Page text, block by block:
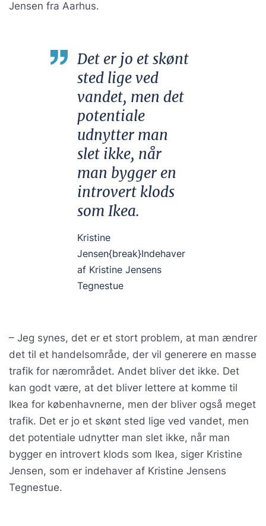
Jensen fra Aarhus.
Det er jo et skønt
sted lige ved
vandet, men det
potentiale
udnytter man
slet ikke, når
man bygger en
introvert klods
som Ikea.
Kristine
Jensen{break}Indehaver
af Kristine Jensens
Tegnestue
– Jeg synes, det er et stort problem, at man ændrer
det til et handelsområde, der vil generere en masse
trafik for nærområdet. Andet bliver det ikke. Det
kan godt være, at det bliver lettere at komme til
Ikea for københavnerne, men der bliver også meget
trafik. Det er jo et skønt sted lige ved vandet, men
det potentiale udnytter man slet ikke, når man
bygger en introvert klods som Ikea, siger Kristine
Jensen, som er indehaver af Kristine Jensens
Tegnestue.